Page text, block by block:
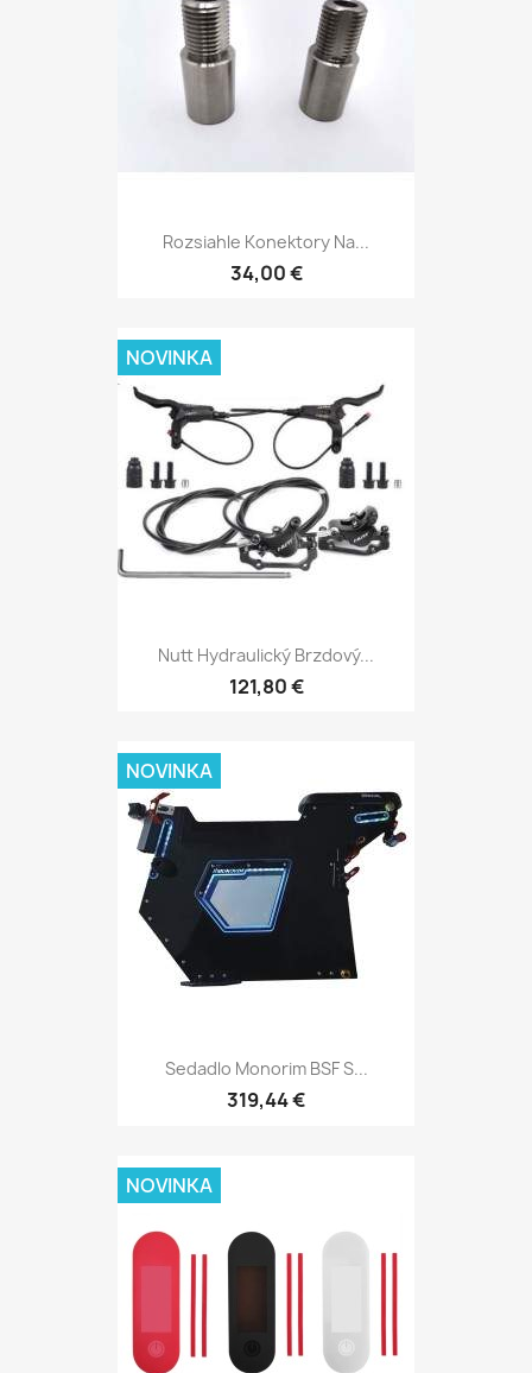
Rozsiahle Konektory Na...
34,00 €
Nutt Hydraulický Brzdový...
121,80 €
NOVINKA
Sedadlo Monorim BSF S...
319,44 €
NOVINKA
NOVINKA